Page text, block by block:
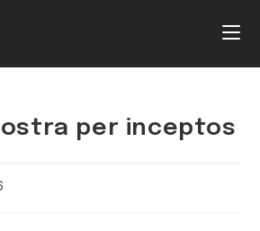
per inceptos